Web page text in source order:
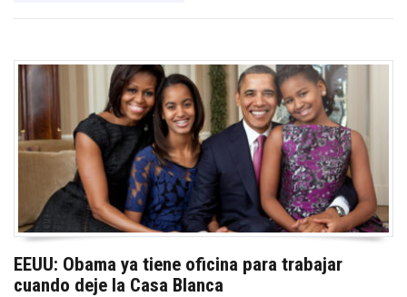
EEUU: Obama ya tiene oficina para trabajar
cuando deje la Casa Blanca